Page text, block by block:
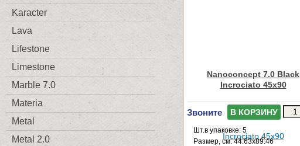
Karacter
Lava
Lifestone
Limestone
Marble 7.0
Materia
Metal
Metal 2.0
Nanoconcept 7.0 Black
Incrociato 45x90
Звоните В КОРЗИНУ
Шт.в упаковке: 5
Размер, см: 44.63x89.46